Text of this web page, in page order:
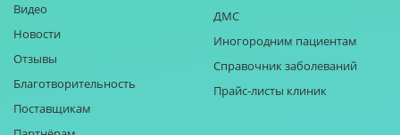
Видео
Новости
Отзывы
Благотворительность
Поставщикам
ДМС
Иногородним пациентам
Справочник заболеваний
Прайс-листы клиник